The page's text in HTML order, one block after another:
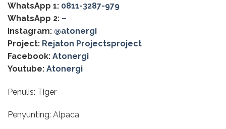
WhatsApp 1: 0811-3287-979
WhatsApp 2: –
Instagram: @‌atonergi
Project: Rejaton Projectsproject
Facebook: Atonergi
Youtube: Atonergi
Penulis: Tiger
Penyunting: Alpaca